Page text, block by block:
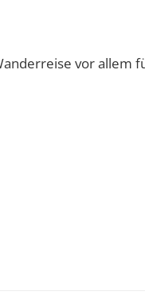
vor allem